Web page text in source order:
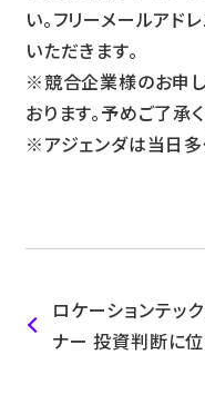
い。フリーメールアド
いただきます。
※競合企業様のお申
おります。予めご了承
※アジェンダは当日多
ロケーションテッ
ナー 投資判断に